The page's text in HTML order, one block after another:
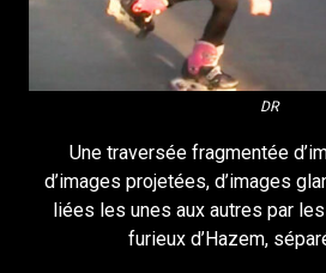
DR
Une traversée fragmentée
d’images projetées, d’images
liées les unes aux autres par
furieux d’Hazem,